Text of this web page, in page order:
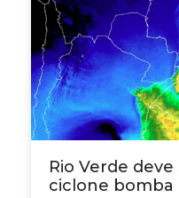
Rio Verde
ciclone bomba